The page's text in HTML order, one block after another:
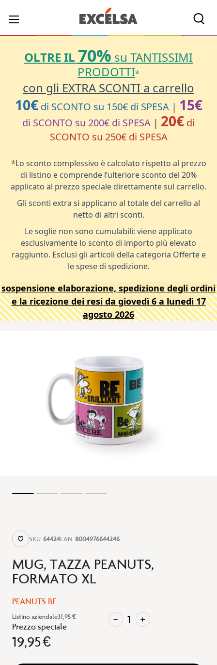
OLTRE IL 70% su TANTISSIMI
PRODOTTI*
con gli EXTRA SCONTI a carrello
10€ di SCONTO su 150€ di SPESA| 15€
di SCONTO su 200€ di SPESA | 20€ di
SCONTO su 250€ di SPESA
*Lo sconto complessivo è calcolato rispetto al prezzo
di listino e comprende l’ulteriore sconto del 20%
applicato al prezzo speciale direttamente sul carrello.
Gli sconti extra si applicano al totale del carrello al
netto di altri sconti.
Le soglie non sono cumulabili: viene applicato
esclusivamente lo sconto di importo più elevato
raggiunto. Esclusi gli articoli della categoria Offerte e
le spese di spedizione.
sospensione elaborazione, spedizione degli ordini
e la ricezione dei resi da giovedì 6 a lunedì 17
agosto 2026
MUG, TAZZA PEANUTS,
FORMATO XL
Listino aziendale31,95 €
Prezzo speciale
19,95 €
SKU 64424EAN 8004976644246
PEANUTS BE